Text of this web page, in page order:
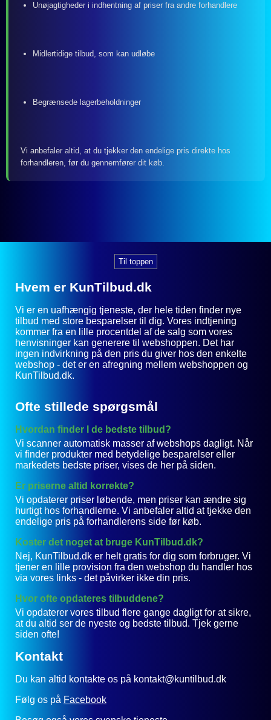
Unøjagtigheder i indhentning af priser fra andre forhandlere
Midlertidige tilbud, som kan udløbe
Begrænsede lagerbeholdninger
Vi anbefaler altid, at du tjekker den endelige pris direkte hos
forhandleren, før du gennemfører dit køb.
Til toppen
Hvem er KunTilbud.dk
Vi er en uafhængig tjeneste, der hele tiden finder nye
tilbud med store besparelser til dig. Vores indtjening
kommer fra en lille procentdel af de salg som vores
henvisninger kan generere til webshoppen. Det har
ingen indvirkning på den pris du giver hos den enkelte
webshop - det er en afregning mellem webshoppen og
KunTilbud.dk.
Ofte stillede spørgsmål
Hvordan finder I de bedste tilbud?
Vi scanner automatisk masser af webshops dagligt. Når
vi finder produkter med betydelige besparelser eller
markedets bedste priser, vises de her på siden.
Er priserne altid korrekte?
Vi opdaterer priser løbende, men priser kan ændre sig
hurtigt hos forhandlerne. Vi anbefaler altid at tjekke den
endelige pris på forhandlerens side før køb.
Koster det noget at bruge KunTilbud.dk?
Nej, KunTilbud.dk er helt gratis for dig som forbruger. Vi
tjener en lille provision fra den webshop du handler hos
via vores links - det påvirker ikke din pris.
Hvor ofte opdateres tilbuddene?
Vi opdaterer vores tilbud flere gange dagligt for at sikre,
at du altid ser de nyeste og bedste tilbud. Tjek gerne
siden ofte!
Kontakt
Du kan altid kontakte os på kontakt@kuntilbud.dk
Følg os på Facebook